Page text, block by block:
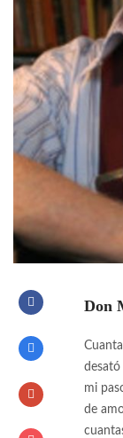
Don
desató
mi
de